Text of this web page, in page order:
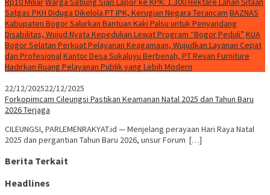
Satgas PKH Diduga Dikelola PT IPK, Kerugian Negara Terancam BAZNAS
Kabupaten Bogor Salurkan Bantuan Kaki Palsu untuk Penyandang
Disabilitas, Wujud Nyata Kepedulian Lewat Program “Bogor Peduli” KUA
Bogor Selatan Perkuat Pelayanan Keagamaan, Wujudkan Layanan Cepat
dan ProfesionalKantor Desa Sukaluyu Berbenah, PT Revan Furniture
Hadirkan Ruang Pelayanan Publik yang Lebih Modern
22/12/202522/12/2025
Forkopimcam Cileungsi Pastikan Keamanan Natal 2025 dan Tahun Baru
2026 Terjaga
CILEUNGSI, PARLEMENRAKYAT.id — Menjelang perayaan Hari Raya Natal
2025 dan pergantian Tahun Baru 2026, unsur Forum […]
Berita Terkait
Headlines